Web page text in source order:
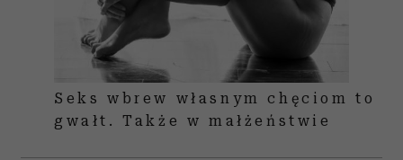
Seks wbrew własnym chęciom to
gwałt. Także w małżeństwie